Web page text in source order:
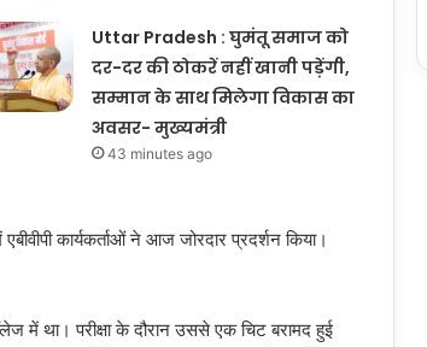
Uttar Pradesh : घुमंतू समाज को
दर-दर की ठोकरें नहीं खानी पड़ेंगी,
सम्मान के साथ मिलेगा विकास का
अवसर- मुख्यमंत्री
43 minutes ago
कार्यकर्ताओं ने आज जोरदार प्रदर्शन किया।
में था। परीक्षा के दौरान उससे एक चिट बरामद हुई